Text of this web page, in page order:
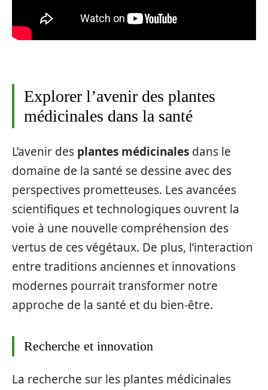
Explorer l’avenir des plantes
médicinales dans la santé
L’avenir des plantes médicinales dans le
domaine de la santé se dessine avec des
perspectives prometteuses. Les avancées
scientifiques et technologiques ouvrent la
voie à une nouvelle compréhension des
vertus de ces végétaux. De plus, l’interaction
entre traditions anciennes et innovations
modernes pourrait transformer notre
approche de la santé et du bien-être.
Recherche et innovation
La recherche sur les plantes médicinales